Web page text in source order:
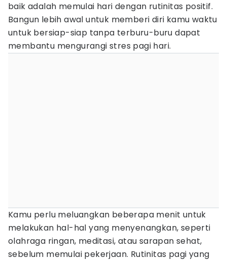
baik adalah memulai hari dengan rutinitas positif.
Bangun lebih awal untuk memberi diri kamu waktu
untuk bersiap-siap tanpa terburu-buru dapat
membantu mengurangi stres pagi hari.
Kamu perlu meluangkan beberapa menit untuk
melakukan hal-hal yang menyenangkan, seperti
olahraga ringan, meditasi, atau sarapan sehat,
sebelum memulai pekerjaan. Rutinitas pagi yang